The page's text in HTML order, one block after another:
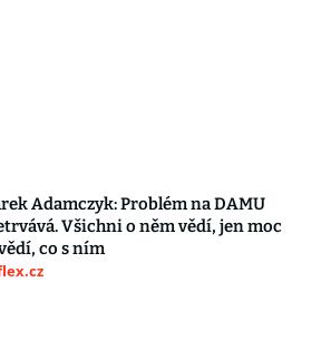
Adamczyk: Problém na DAMU
Všichni o něm vědí, jen moc
co s ním